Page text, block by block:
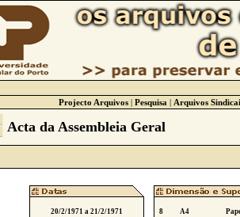
Projecto Arquivos| Pesquisa | Arquivos
Acta da Assembleia Geral
20/2/1971 a 21/2/1971 8 A4